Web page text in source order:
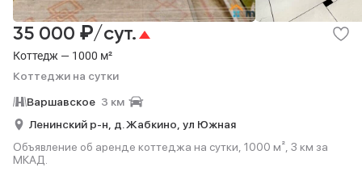
Коттедж — 1000 м²
Коттеджи на сутки
35 000 ₽/сут.
Варшавское 3 км
Ленинский р-н, д. Жабкино, ул Южная
Объявление об аренде коттеджа на сутки, 1000 м², 3 км за
МКАД.